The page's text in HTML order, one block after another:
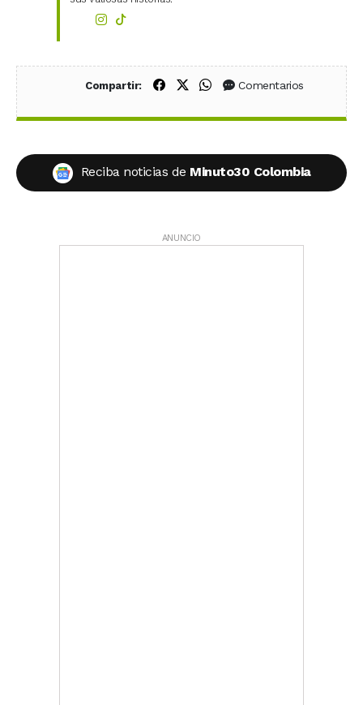
Compartir: Compartir en Facebook
Compartir en X (Twitter)
Compartir en WhatsApp
Comentarios
Reciba noticias de Minuto30 Colombia
ANUNCIO